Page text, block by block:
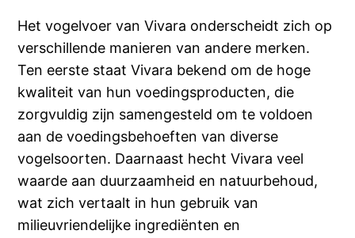
Het vogelvoer van Vivara onderscheidt zich op
verschillende manieren van andere merken.
Ten eerste staat Vivara bekend om de hoge
kwaliteit van hun voedingsproducten, die
zorgvuldig zijn samengesteld om te voldoen
aan de voedingsbehoeften van diverse
vogelsoorten. Daarnaast hecht Vivara veel
waarde aan duurzaamheid en natuurbehoud,
wat zich vertaalt in hun gebruik van
milieuvriendelijke ingrediënten en